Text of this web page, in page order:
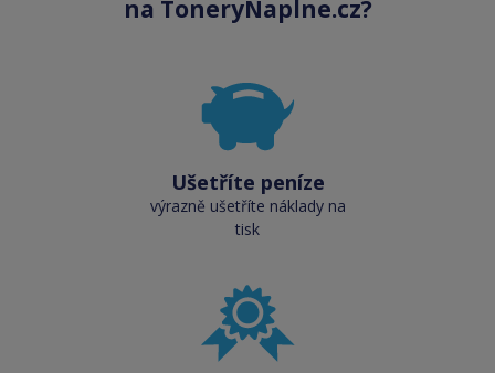
na ToneryNaplne.cz?
Ušetříte peníze
výrazně ušetříte náklady na
tisk